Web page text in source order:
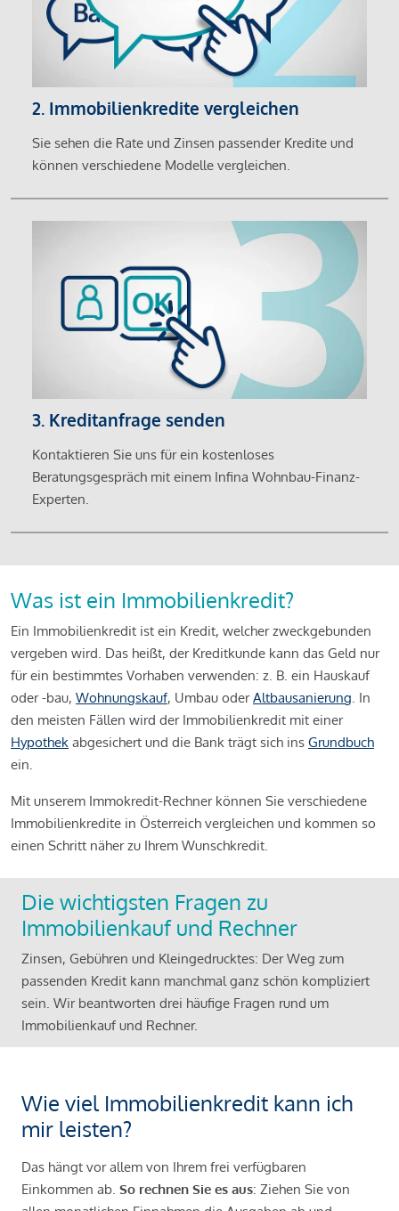
2. Immobilienkredite vergleichen
Sie sehen die Rate und Zinsen passender Kredite und
können verschiedene Modelle vergleichen.
3. Kreditanfrage senden
Kontaktieren Sie uns für ein kostenloses
Beratungsgespräch mit einem Infina Wohnbau-Finanz-
Experten.
Was ist ein Immobilienkredit?
Ein Immobilienkredit ist ein Kredit, welcher zweckgebunden
vergeben wird. Das heißt, der Kreditkunde kann das Geld nur
für ein bestimmtes Vorhaben verwenden: z. B. ein Hauskauf
oder -bau, Wohnungskauf, Umbau oderAltbausanierung. In
den meisten Fällen wird der Immobilienkredit mit einer
Hypothek abgesichert und die Bank trägt sich ins Grundbuch
ein.
Mit unserem Immokredit-Rechner können Sie verschiedene
Immobilienkredite in Österreich vergleichen und kommen so
einen Schritt näher zu Ihrem Wunschkredit.
Die wichtigsten Fragen zu
Immobilienkauf und Rechner
Zinsen, Gebühren und Kleingedrucktes: Der Weg zum
passenden Kredit kann manchmal ganz schön kompliziert
sein. Wir beantworten drei häufige Fragen rund um
Immobilienkauf und Rechner.
Wie viel Immobilienkredit kann ich
mir leisten?
Das hängt vor allem von Ihrem frei verfügbaren
Einkommen ab. So rechnen Sie es aus: Ziehen Sie von